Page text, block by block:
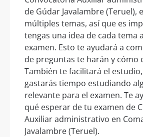
de Gúdar Javalambre (Teruel),
múltiples temas, así que es
tengas una idea de cada tema
examen. Esto te ayudará a
de preguntas te harán y cómo
También te facilitará el
gastarás tiempo estudiando
relevante para el examen. Te
qué esperar de tu examen de
Auxiliar administrativo en
Javalambre (Teruel).